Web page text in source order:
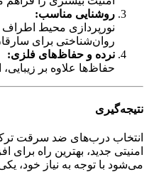
روشنایی مناسب:
نورپردازی محیط اطراف
روان‌شناختی برای
نرده و حفاظ‌های فلزی:
حفاظ‌ها علاوه بر
نتیجه‌گیری
انتخاب درب‌های ضد سرقت
امنیتی جدید، بهترین راه
می‌شود با توجه به نیاز